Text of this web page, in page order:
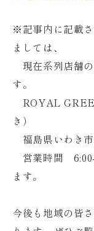
※記事内に記載
ましては、
現在系列店舗
す。
ROYAL
き）
福島県いわき
営業時間 6:00-
ます。
今後も地域の皆